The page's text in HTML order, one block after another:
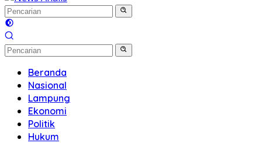
Beranda
Nasional
Lampung
Ekonomi
Politik
Hukum